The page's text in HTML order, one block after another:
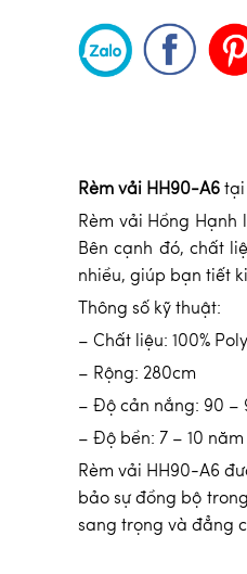
Rèm vải HH90-A6 tại
Rèm vải Hồng
Bên cạnh đó, chất
nhiều, giúp bạn tiết
Thông số kỹ thuật:
– Chất liệu: 100%
– Rộng: 280cm
– Độ cản nắng: 90 –
– Độ bền: 7 – 10 năm
Rèm vải HH90-A6
bảo sự đồng bộ
sang trọng và đẳng